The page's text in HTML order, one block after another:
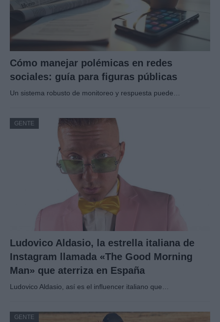
Cómo manejar polémicas en redes
sociales: guía para figuras públicas
Un sistema robusto de monitoreo y respuesta puede…
GENTE
Ludovico Aldasio, la estrella italiana de
Instagram llamada «The Good Morning
Man» que aterriza en España
Ludovico Aldasio, así es el influencer italiano que…
GENTE